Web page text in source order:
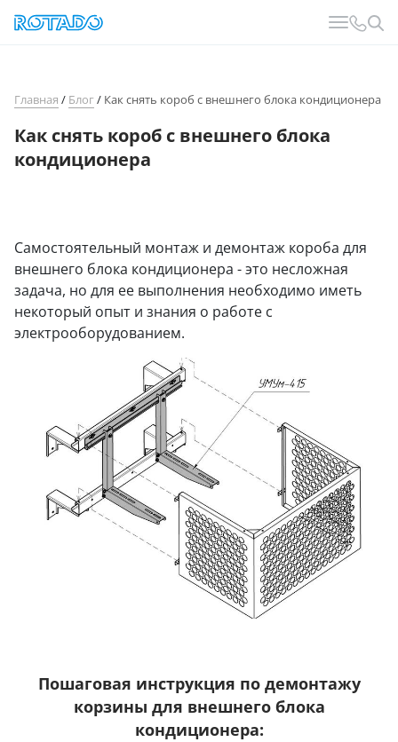
Главная / Блог/ Как снять короб с внешнего блока кондиционера
Как снять короб с внешнего блока
кондиционера
Самостоятельный монтаж и демонтаж короба для
внешнего блока кондиционера - это несложная
задача, но для ее выполнения необходимо иметь
некоторый опыт и знания о работе с
электрооборудованием.
Пошаговая инструкция по демонтажу
корзины для внешнего блока
кондиционера: